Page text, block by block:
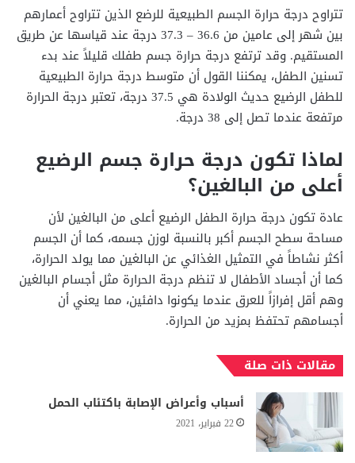
تتراوح درجة حرارة الجسم الطبيعية للرضع الذين تتراوح أعمارهم
بين شهر إلى عامين من 36.6 – 37.3 درجة عند قياسها عن طريق
المستقيم. وقد ترتفع درجة حرارة جسم طفلك قليلاً عند بدء
تسنين الطفل، يمكننا القول أن متوسط درجة حرارة الطبيعية
للطفل الرضيع حديث الولادة هي 37.5 درجة، تعتبر درجة الحرارة
مرتفعة عندما تصل إلى 38 درجة.
لماذا تكون درجة حرارة جسم الرضيع
أعلى من البالغين؟
عادة تكون درجة حرارة الطفل الرضيع أعلى من البالغين لأن
مساحة سطح الجسم أكبر بالنسبة لوزن جسمه، كما أن الجسم
أكثر نشاطاً في التمثيل الغذائي عن البالغين مما يولد الحرارة،
كما أن أجساد الأطفال لا تنظم درجة الحرارة مثل أجسام البالغين
وهم أقل إفرازاً للعرق عندما يكونوا دافئين، مما يعني أن
أجسامهم تحتفظ بمزيد من الحرارة.
مقالات ذات صلة
أسباب وأعراض الإصابة باكتئاب الحمل
22 فبراير، 2021